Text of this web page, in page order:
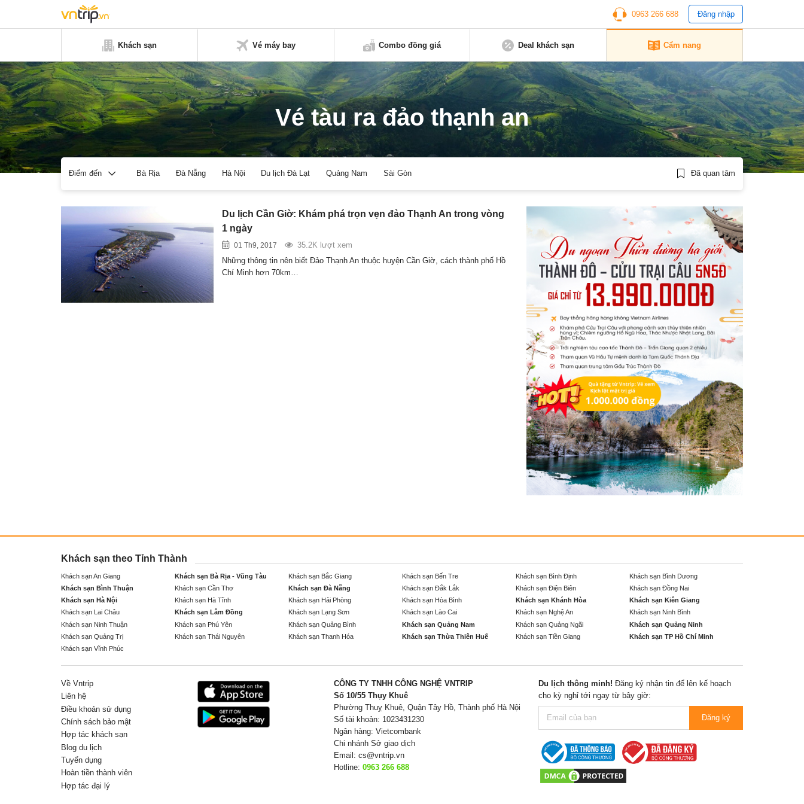
0963 266 688 Đăng nhập
Khách sạn Vé máy bay Combo đồng giá Deal khách sạn Cẩm nang
Vé tàu ra đảo thạnh an
Điểm đến Bà Rịa Đà Nẵng Hà Nội Du lịch Đà Lạt Quảng Nam Sài Gòn Đã quan tâm
Du lịch Cần Giờ: Khám phá trọn vẹn đảo Thạnh An trong vòng
1 ngày
01 Th9, 2017
35.2K lượt xem
Những thông tin nên biết Đảo Thạnh An thuộc huyện Cần Giờ, cách thành phố Hồ
Chí Minh hơn 70km…
Khách sạn theo Tỉnh Thành
Khách sạn An Giang Khách sạn Bà Rịa - Vũng Tàu Khách sạn Bắc Giang Khách sạn Bến Tre Khách sạn Bình Định
Khách sạn Bình Dương
Khách sạn Bình Thuận
Khách sạn Cần Thơ Khách sạn Đà Nẵng Khách sạn Đắk Lắk Khách sạn Điện Biên
Khách sạn Đồng Nai
Khách sạn Hà Nội
Khách sạn Hà Tĩnh Khách sạn Hải Phòng Khách sạn Hòa Bình Khách sạn Khánh Hòa
Khách sạn Kiên Giang
Khách sạn Lai Châu
Khách sạn Lâm Đồng Khách sạn Lạng Sơn Khách sạn Lào Cai Khách sạn Nghệ An
Khách sạn Ninh Bình
Khách sạn Ninh Thuận
Khách sạn Phú Yên Khách sạn Quảng Bình Khách sạn Quảng Nam Khách sạn Quảng Ngãi
Khách sạn Quảng Ninh
Khách sạn Quảng Trị
Khách sạn Thái Nguyên Khách sạn Thanh Hóa Khách sạn Thừa Thiên Huế Khách sạn Tiền Giang
Khách sạn TP Hồ Chí Minh
Khách sạn Vĩnh Phúc
Về Vntrip
Liên hệ
Điều khoản sử dụng
Chính sách bảo mật
Hợp tác khách sạn
Blog du lịch
Tuyển dụng
Hoàn tiền thành viên
Hợp tác đại lý
CÔNG TY TNHH CÔNG NGHỆ VNTRIP
Số 10/55 Thụy Khuê
Phường Thuỵ Khuê, Quận Tây Hồ, Thành phố Hà Nội
Số tài khoản: 1023431230
Ngân hàng: Vietcombank
Chi nhánh Sở giao dịch
Email: cs@vntrip.vn
Hotline: 0963 266 688
Du lịch thông minh! Đăng ký nhận tin để lên kế hoạch
cho kỳ nghỉ tới ngay từ bây giờ:
Đăng ký